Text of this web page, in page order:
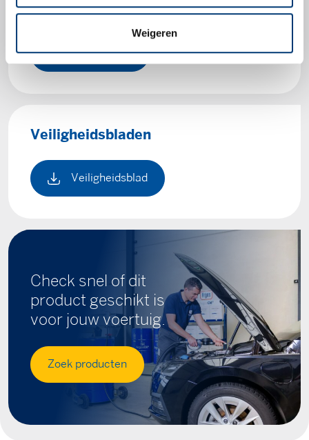
Weigeren
Productbladen
Productblad
Veiligheidsbladen
Veiligheidsblad
Check snel of dit
product geschikt is
voor jouw voertuig.
Zoek producten